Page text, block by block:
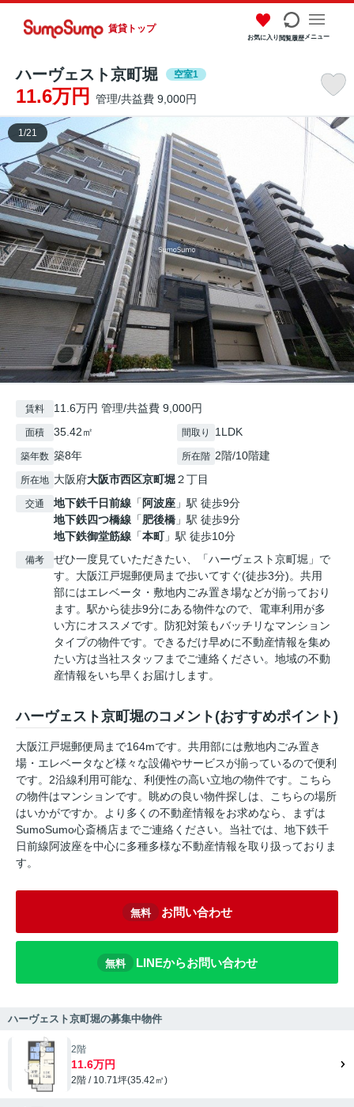
賃貸トップ
お気に入り閲覧履歴メニュー
ハーヴェスト京町堀 空室1
11.6万円 管理/共益費 9,000円
1 /21
賃料 11.6万円 管理/共益費 9,000円
面積 35.42㎡ 間取り 1LDK
築年数 築8年 所在階 2階/10階建
所在地 大阪府大阪市西区京町堀２丁目
交通 地下鉄千日前線 「 阿波座 」駅 徒歩9分
地下鉄四つ橋線 「肥後橋 」駅 徒歩9分
地下鉄御堂筋線 「本町」駅 徒歩10分
備考
ぜひ一度見ていただきたい、「ハーヴェスト京町堀」で
す。大阪江戸堀郵便局まで歩いてすぐ(徒歩3分)。共用
部にはエレベータ・敷地内ごみ置き場などが揃っており
ます。駅から徒歩9分にある物件なので、電車利用が多
い方にオススメです。防犯対策もバッチリなマンション
タイプの物件です。できるだけ早めに不動産情報を集め
たい方は当社スタッフまでご連絡ください。地域の不動
産情報をいち早くお届けします。
ハーヴェスト京町堀のコメント(おすすめポイント)
大阪江戸堀郵便局まで164mです。共用部には敷地内ごみ置き
場・エレベータなど様々な設備やサービスが揃っているので便利
です。2沿線利用可能な、利便性の高い立地の物件です。こちら
の物件はマンションです。眺めの良い物件探しは、こちらの場所
はいかがですか。より多くの不動産情報をお求めなら、まずは
SumoSumo心斎橋店までご連絡ください。当社では、地下鉄千
日前線阿波座を中心に多種多様な不動産情報を取り扱っておりま
す。
無料 お問い合わせ
無料 LINEからお問い合わせ
ハーヴェスト京町堀の募集中物件
2階
11.6万円
2階 / 10.71坪(35.42㎡)